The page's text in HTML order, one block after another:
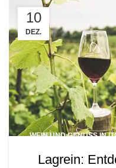
10
DEZ.
WEIN UND GENUSS IN
Lagrein: